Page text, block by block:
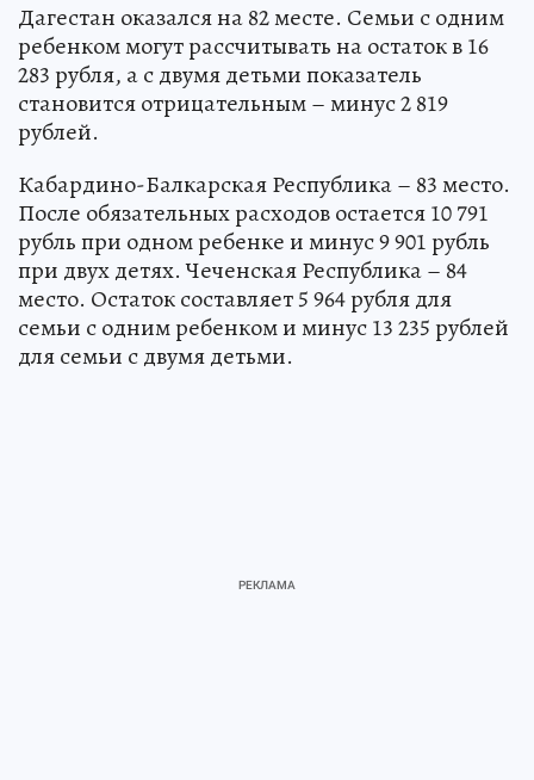
Дагестан оказался на 82 месте. Семьи с одним
ребенком могут рассчитывать на остаток в 16
283 рубля, а с двумя детьми показатель
становится отрицательным – минус 2 819
рублей.
Кабардино-Балкарская Республика – 83 место.
После обязательных расходов остается 10 791
рубль при одном ребенке и минус 9 901 рубль
при двух детях. Чеченская Республика – 84
место. Остаток составляет 5 964 рубля для
семьи с одним ребенком и минус 13 235 рублей
для семьи с двумя детьми.